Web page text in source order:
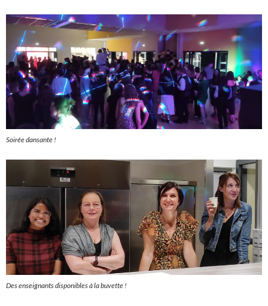
Soirée dansante !
Des enseignants disponibles à la buvette !